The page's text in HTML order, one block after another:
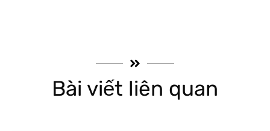
Bài viết liên quan